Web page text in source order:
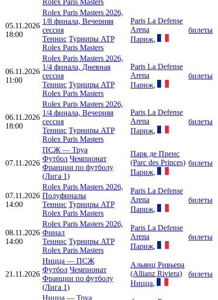
Rolex Paris Masters
05.11.2026
18:00
Rolex Paris Masters 2026,
1/8 финала, Вечерняя
сессия
Теннис Турниры ATP
Rolex Paris Masters
Paris La Defense
Arena
Париж,
билеты
06.11.2026
11:00
Rolex Paris Masters 2026,
1/4 финала, Дневная
сессия
Теннис Турниры ATP
Rolex Paris Masters
Paris La Defense
Arena
Париж,
билеты
06.11.2026
18:00
Rolex Paris Masters 2026,
1/4 финала, Вечерняя
сессия
Теннис Турниры ATP
Rolex Paris Masters
Paris La Defense
Arena
Париж,
билеты
07.11.2026
ПСЖ — Труа
Футбол Чемпионат
Франции по футболу
(Лига 1)
Парк де Пренс
(Parc des Princes)
Париж,
билеты
07.11.2026
14:00
Rolex Paris Masters 2026,
Полуфиналы
Теннис Турниры ATP
Rolex Paris Masters
Paris La Defense
Arena
Париж,
билеты
08.11.2026
14:00
Rolex Paris Masters 2026,
Финал
Теннис Турниры ATP
Rolex Paris Masters
Paris La Defense
Arena
Париж,
билеты
21.11.2026
Ницца — ПСЖ
Футбол Чемпионат
Франции по футболу
(Лига 1)
Альянц Ривьера
(Allianz Riviera)
Ницца,
билеты
Ницца — Труа